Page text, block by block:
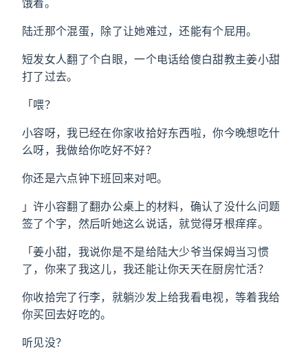
饿着。
陆迁那个混蛋，除了让她难过，还能有个屁用。
短发女人翻了个白眼，一个电话给傻白甜教主姜小甜
打了过去。
「喂？
小容呀，我已经在你家收拾好东西啦，你今晚想吃什
么呀，我做给你吃好不好？
你还是六点钟下班回来对吧。
」许小容翻了翻办公桌上的材料，确认了没什么问题
签了个字，然后听她这么说话，就觉得牙根痒痒。
「姜小甜，我说你是不是给陆大少爷当保姆当习惯
了，你来了我这儿，我还能让你天天在厨房忙活？
你收拾完了行李，就躺沙发上给我看电视，等着我给
你买回去好吃的。
听见没？